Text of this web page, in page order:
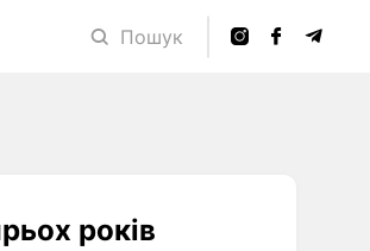
Пошук
років